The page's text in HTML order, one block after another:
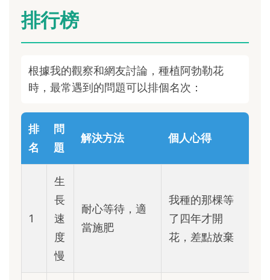
排行榜
根據我的觀察和網友討論，種植阿勃勒花
時，最常遇到的問題可以排個名次：
排
名
問
題
解決方法 個人心得
1
生
長
速
度
慢
耐心等待，適
當施肥
我種的那棵等
了四年才開
花，差點放棄